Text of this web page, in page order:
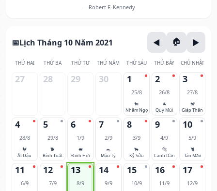
— Robert F. Kennedy
Lịch Tháng 10 Năm 2021
THỨ HAI THỨ BA THỨ TƯ THỨ NĂM THỨ SÁU THỨ BẢY CHỦ NHẬT
27 28 29 30 1
25/8
🐎
Nhâm Ngọ
2
26/8
🐐
Quý Mùi
3
27/8
🐒
Giáp Thân
4
28/8
🐓
Ất Dậu
5
29/8
🐕
Bính Tuất
6
1/9
🐖
Đinh Hợi
7
2/9
🐀
Mậu Tý
8
3/9
🐂
Kỷ Sửu
9
4/9
🐅
Canh Dần
10
5/9
🐈
Tân Mão
11
6/9
12
7/9
13
8/9
14
9/9
15
10/9
16
11/9
17
12/9